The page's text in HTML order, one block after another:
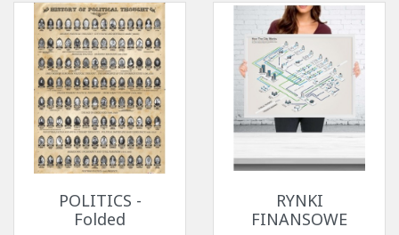
POLITICS -
Folded
RYNKI
FINANSOWE